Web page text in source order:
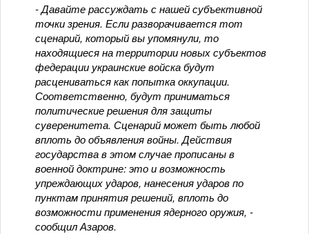
- Давайте рассуждать с нашей субъективной
точки зрения. Если разворачивается тот
сценарий, который вы упомянули, то
находящиеся на территории новых субъектов
федерации украинские войска будут
расцениваться как попытка оккупации.
Соответственно, будут приниматься
политические решения для защиты
суверенитета. Сценарий может быть любой
вплоть до объявления войны. Действия
государства в этом случае прописаны в
военной доктрине: это и возможность
упреждающих ударов, нанесения ударов по
пунктам принятия решений, вплоть до
возможности применения ядерного оружия, -
сообщил Азаров.